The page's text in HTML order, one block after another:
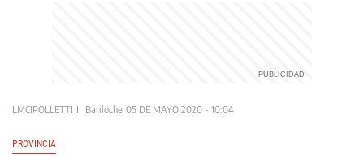
LMCIPOLLETTI Bariloche 05 DE MAYO 2020 - 10:04
PROVINCIA